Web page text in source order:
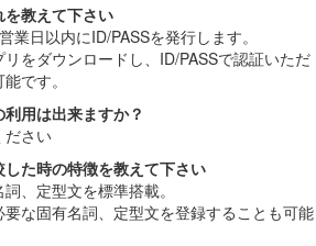
教えて下さい
業日以内にID/PASSを発行します。
をダウンロードし、ID/PASSで認証いただ
です。
用は出来ますか？
ださい
た時の特徴を教えて下さい
、定型文を標準搭載。
な固有名詞、定型文を登録することも可能